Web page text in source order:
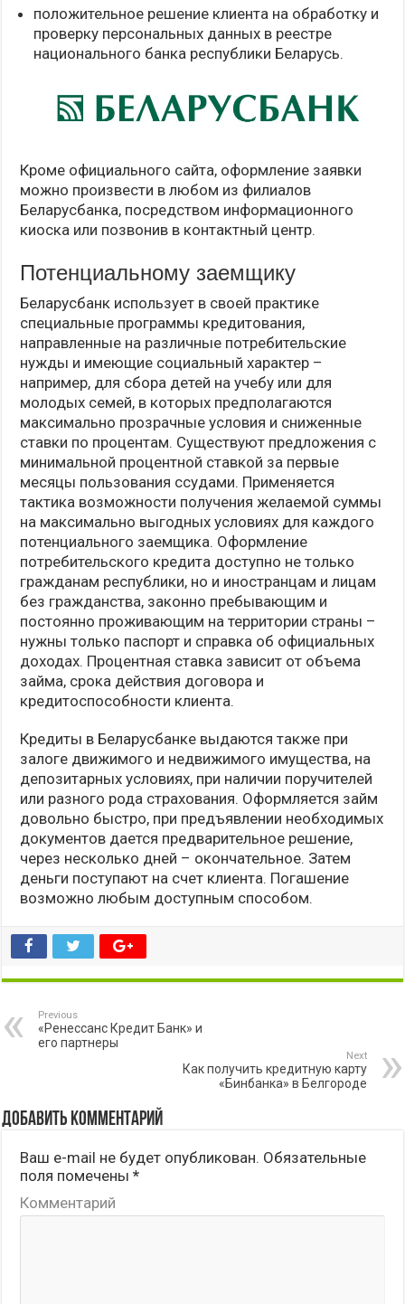
положительное решение клиента на обработку и
проверку персональных данных в реестре
национального банка республики Беларусь.
Кроме официального сайта, оформление заявки
можно произвести в любом из филиалов
Беларусбанка, посредством информационного
киоска или позвонив в контактный центр.
Потенциальному заемщику
Беларусбанк использует в своей практике
специальные программы кредитования,
направленные на различные потребительские
нужды и имеющие социальный характер –
например, для сбора детей на учебу или для
молодых семей, в которых предполагаются
максимально прозрачные условия и сниженные
ставки по процентам. Существуют предложения с
минимальной процентной ставкой за первые
месяцы пользования ссудами. Применяется
тактика возможности получения желаемой суммы
на максимально выгодных условиях для каждого
потенциального заемщика. Оформление
потребительского кредита доступно не только
гражданам республики, но и иностранцам и лицам
без гражданства, законно пребывающим и
постоянно проживающим на территории страны –
нужны только паспорт и справка об официальных
доходах. Процентная ставка зависит от объема
займа, срока действия договора и
кредитоспособности клиента.
Кредиты в Беларусбанке выдаются также при
залоге движимого и недвижимого имущества, на
депозитарных условиях, при наличии поручителей
или разного рода страхования. Оформляется займ
довольно быстро, при предъявлении необходимых
документов дается предварительное решение,
через несколько дней – окончательное. Затем
деньги поступают на счет клиента. Погашение
возможно любым доступным способом.
Previous
«Ренессанс Кредит Банк» и
его партнеры
Next
Как получить кредитную карту
«Бинбанка» в Белгороде
Добавить комментарий
Ваш e-mail не будет опубликован. Обязательные
поля помечены*
Комментарий